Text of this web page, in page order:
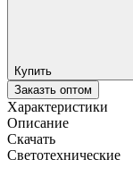
Купить
Заказть оптом
Характеристики
Описание
Скачать
Светотехнические